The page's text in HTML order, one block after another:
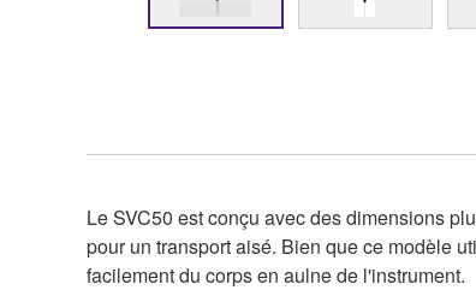
Le SVC50 est conçu avec des dimensions
pour un transport aisé. Bien que ce modèle
facilement du corps en aulne de l'instrument.